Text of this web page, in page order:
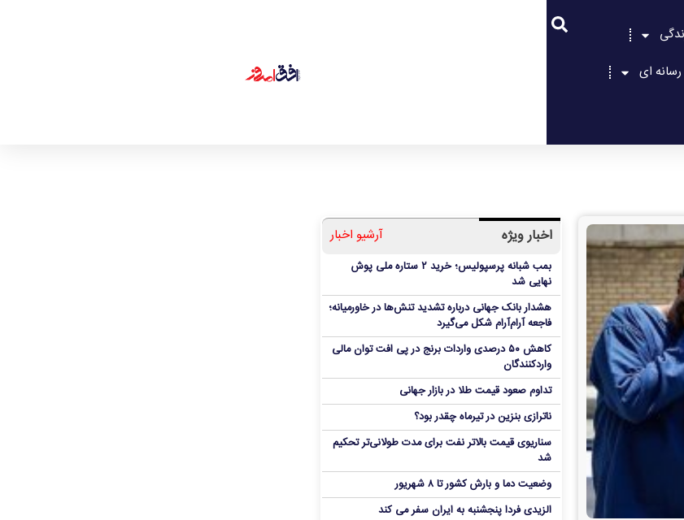
ای
اخبار ویژه آرشیو اخبار
بمب شبانه پرسپولیس؛ خرید ۲ ستاره ملی پوش
نهایی شد
هشدار بانک جهانی درباره تشدید تنش‌ها در خاورمیانه؛
فاجعه آرام‌آرام شکل می‌گیرد
کاهش ۵۰ درصدی واردات برنج در پی افت توان مالی
واردکنندگان
تداوم صعود قیمت طلا در بازار جهانی
ناترازی بنزین در تیرماه چقدر بود؟
سناریوی قیمت بالاتر نفت برای مدت طولانی‌تر تحکیم
شد
وضعیت دما و بارش کشور تا ۸ شهریور
الزیدی فردا پنجشنبه به ایران سفر می کند